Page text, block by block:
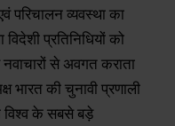
परिचालन व्यवस्था का
प्रतिनिधियों को
से अवगत कराता
भारत की चुनावी प्रणाली
विश्व के सबसे बड़े